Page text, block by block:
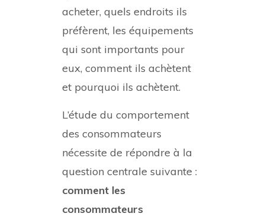
acheter, quels endroits ils
préfèrent, les équipements
qui sont importants pour
eux, comment ils achètent
et pourquoi ils achètent.
L’étude du comportement
des consommateurs
nécessite de répondre à la
question centrale suivante :
comment les
consommateurs